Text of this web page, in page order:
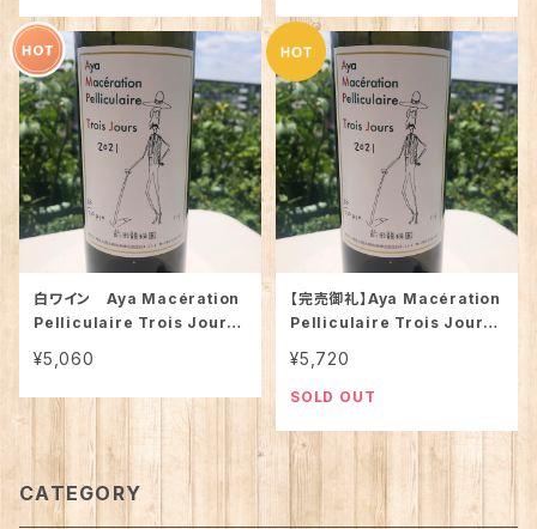
白ワイン Aya Macération
Pelliculaire Trois Jours
齢60年古樹の甲州白ワイン
¥5,060
【完売御礼】Aya Macération
Pelliculaire Trois Jours
齢60年古樹の甲州白ワイン
¥5,720
SOLD OUT
CATEGORY